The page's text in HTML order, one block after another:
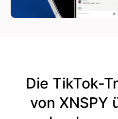
Die TikTok-
von XNSPY